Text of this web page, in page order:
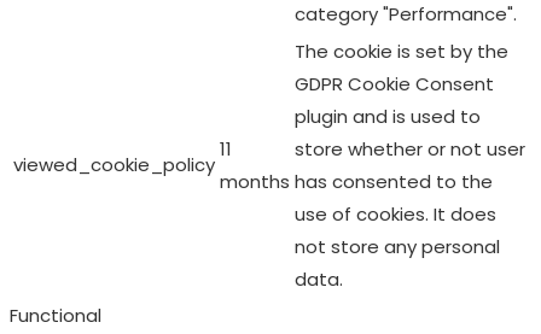
category "Performance".
viewed_cookie_policy
11
months
The cookie is set by the
GDPR Cookie Consent
plugin and is used to
store whether or not user
has consented to the
use of cookies. It does
not store any personal
data.
Functional